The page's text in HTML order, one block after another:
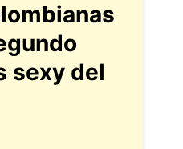
sexy del